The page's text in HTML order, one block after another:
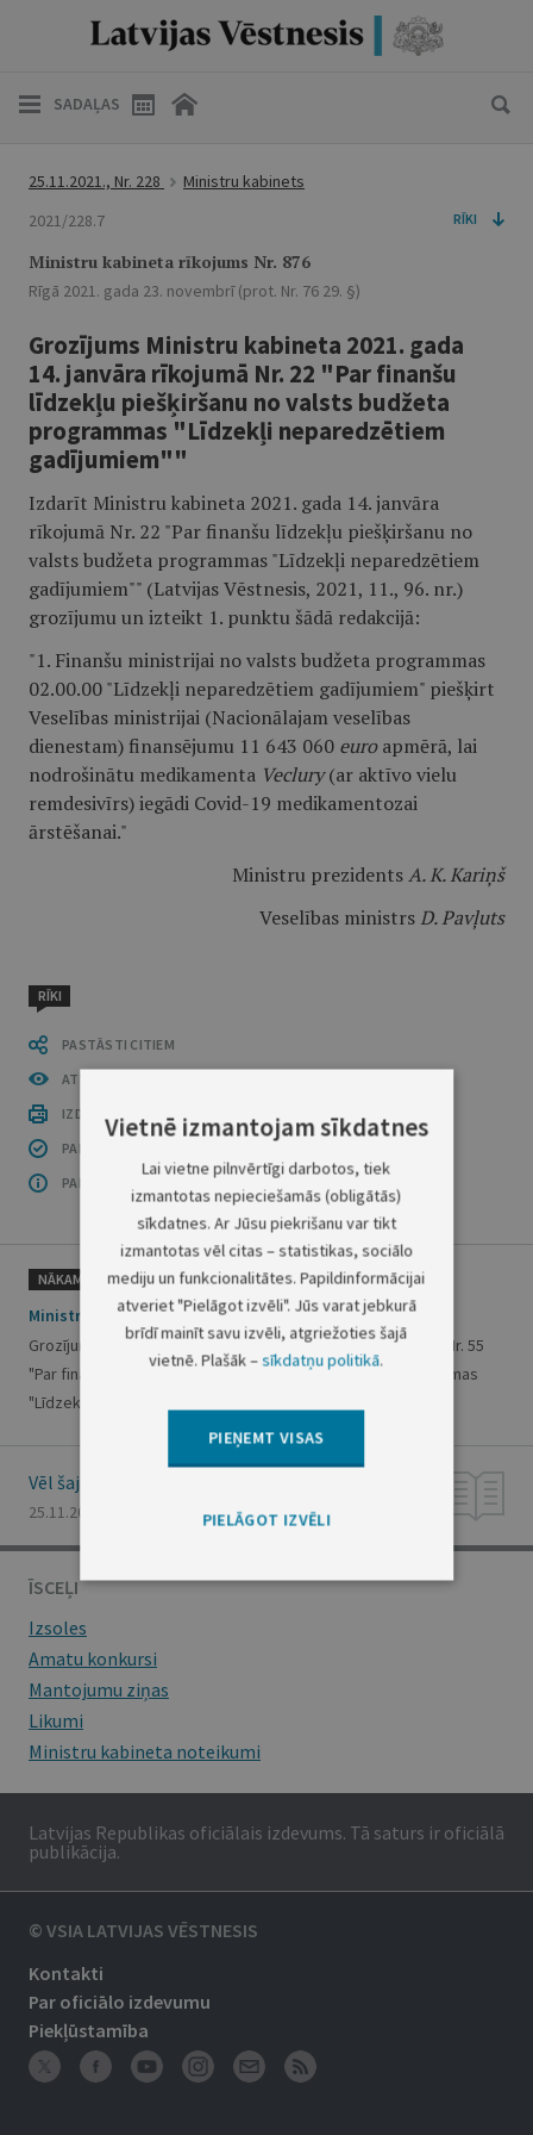
SADAĻAS
25.11.2021., Nr. 228
Ministru kabinets
2021/228.7
RĪKI
Ministru kabineta rīkojums Nr. 876
Rīgā 2021. gada 23. novembrī (prot. Nr. 76 29. §)
Grozījums Ministru kabineta 2021. gada
14. janvāra rīkojumā Nr. 22 "Par finanšu
līdzekļu piešķiršanu no valsts budžeta
programmas "Līdzekļi neparedzētiem
gadījumiem""
Izdarīt Ministru kabineta 2021. gada 14. janvāra
rīkojumā Nr. 22 "Par finanšu līdzekļu piešķiršanu no
valsts budžeta programmas "Līdzekļi neparedzētiem
gadījumiem"" (Latvijas Vēstnesis, 2021, 11., 96. nr.)
grozījumu un izteikt 1. punktu šādā redakcijā:
"1. Finanšu ministrijai no valsts budžeta programmas
02.00.00 "Līdzekļi neparedzētiem gadījumiem" piešķirt
Veselības ministrijai (Nacionālajam veselības
dienestam) finansējumu 11 643 060 euroapmērā, lai
nodrošinātu medikamenta Veclury(ar aktīvo vielu
remdesivīrs) iegādi Covid-19 medikamentozai
ārstēšanai."
Ministru prezidentsA. K. Kariņš
Veselības ministrsD. Pavļuts
RĪKI
PASTĀSTI CITIEM
ATVĒRT PUBLIKĀCIJU (PDF)
IZDRUKĀT PUBLIKĀCIJU
PAR INFORMĀCIJAS DROŠĪBU
PAR ŠO GRUPU
NĀKAMAIS
Ministru kabineta rīkojums Nr. 877
Grozījumi Ministru kabineta 2021. gada 28. janvāra rīkojumā Nr. 55
"Par finanšu līdzekļu piešķiršanu no valsts budžeta programmas
"Līdzekļi neparedzētiem gadījumiem""
Vēl šajā numurā
25.11.2021., Nr. 228
ĪSCEĻI
Izsoles
Amatu konkursi
Mantojumu ziņas
Likumi
Ministru kabineta noteikumi
Latvijas Republikas oficiālais izdevums. Tā saturs ir oficiālā
publikācija.
© VSIA LATVIJAS VĒSTNESIS
Kontakti
Par oficiālo izdevumu
Piekļūstamība
Vietnē izmantojam sīkdatnes
Lai vietne pilnvērtīgi darbotos, tiek
izmantotas nepieciešamās (obligātās)
sīkdatnes. Ar Jūsu piekrišanu var tikt
izmantotas vēl citas – statistikas, sociālo
mediju un funkcionalitātes. Papildinformācijai
atveriet "Pielāgot izvēli". Jūs varat jebkurā
brīdī mainīt savu izvēli, atgriežoties šajā
vietnē. Plašāk –sīkdatņu politikā.
PIEŅEMT VISAS
PIELĀGOT IZVĒLI